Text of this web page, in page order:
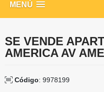
MENÚ
SE VENDE
AMERICA AV
Código: 9978199